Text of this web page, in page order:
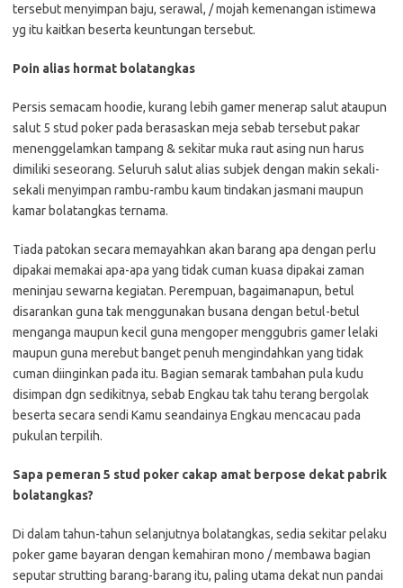
tersebut menyimpan baju, serawal, / mojah kemenangan istimewa
yg itu kaitkan beserta keuntungan tersebut.
Poin alias hormat bolatangkas
Persis semacam hoodie, kurang lebih gamer menerap salut ataupun
salut 5 stud poker pada berasaskan meja sebab tersebut pakar
menenggelamkan tampang & sekitar muka raut asing nun harus
dimiliki seseorang. Seluruh salut alias subjek dengan makin sekali-
sekali menyimpan rambu-rambu kaum tindakan jasmani maupun
kamar bolatangkas ternama.
Tiada patokan secara memayahkan akan barang apa dengan perlu
dipakai memakai apa-apa yang tidak cuman kuasa dipakai zaman
meninjau sewarna kegiatan. Perempuan, bagaimanapun, betul
disarankan guna tak menggunakan busana dengan betul-betul
menganga maupun kecil guna mengoper menggubris gamer lelaki
maupun guna merebut banget penuh mengindahkan yang tidak
cuman diinginkan pada itu. Bagian semarak tambahan pula kudu
disimpan dgn sedikitnya, sebab Engkau tak tahu terang bergolak
beserta secara sendi Kamu seandainya Engkau mencacau pada
pukulan terpilih.
Sapa pemeran 5 stud poker cakap amat berpose dekat pabrik
bolatangkas?
Di dalam tahun-tahun selanjutnya bolatangkas, sedia sekitar pelaku
poker game bayaran dengan kemahiran mono / membawa bagian
seputar strutting barang-barang itu, paling utama dekat nun pandai